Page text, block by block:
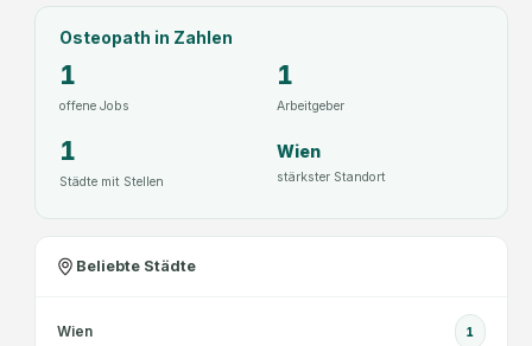
Osteopath in Zahlen
1
offene Jobs
1
Arbeitgeber
1
Städte mit Stellen
Wien
stärkster Standort
Beliebte Städte
Wien 1